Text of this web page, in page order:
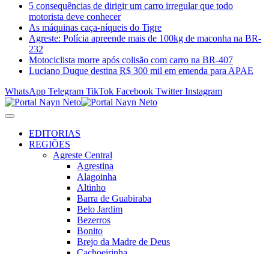
5 consequências de dirigir um carro irregular que todo
motorista deve conhecer
As máquinas caça-níqueis do Tigre
Agreste: Polícia apreende mais de 100kg de maconha na BR-
232
Motociclista morre após colisão com carro na BR-407
Luciano Duque destina R$ 300 mil em emenda para APAE
WhatsApp Telegram TikTok Facebook Twitter Instagram
EDITORIAS
REGIÕES
Agreste Central
Agrestina
Alagoinha
Altinho
Barra de Guabiraba
Belo Jardim
Bezerros
Bonito
Brejo da Madre de Deus